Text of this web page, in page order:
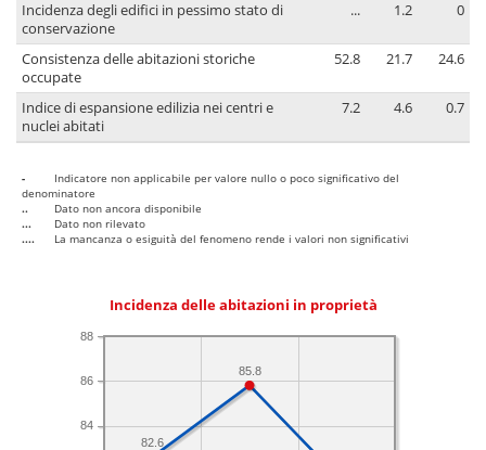
Incidenza degli edifici in pessimo stato di
conservazione
... 1.2 0
Consistenza delle abitazioni storiche
occupate
52.8 21.7 24.6
Indice di espansione edilizia nei centri e
nuclei abitati
7.2 4.6 0.7
-
Indicatore non applicabile per valore nullo o poco significativo del
denominatore
..
Dato non ancora disponibile
...
Dato non rilevato
....
La mancanza o esiguità del fenomeno rende i valori non significativi
Incidenza delle abitazioni in proprietà
84
86
88
85.8
82.6